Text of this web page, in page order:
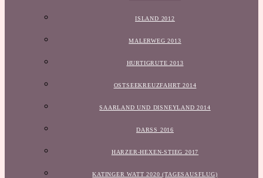
ISLAND 2012
MALERWEG 2013
HURTIGRUTE 2013
OSTSEEKREUZFAHRT 2014
SAARLAND UND DISNEYLAND 2014
DARSS 2016
HARZER-HEXEN-STIEG 2017
KATINGER WATT 2020 (TAGESAUSFLUG)